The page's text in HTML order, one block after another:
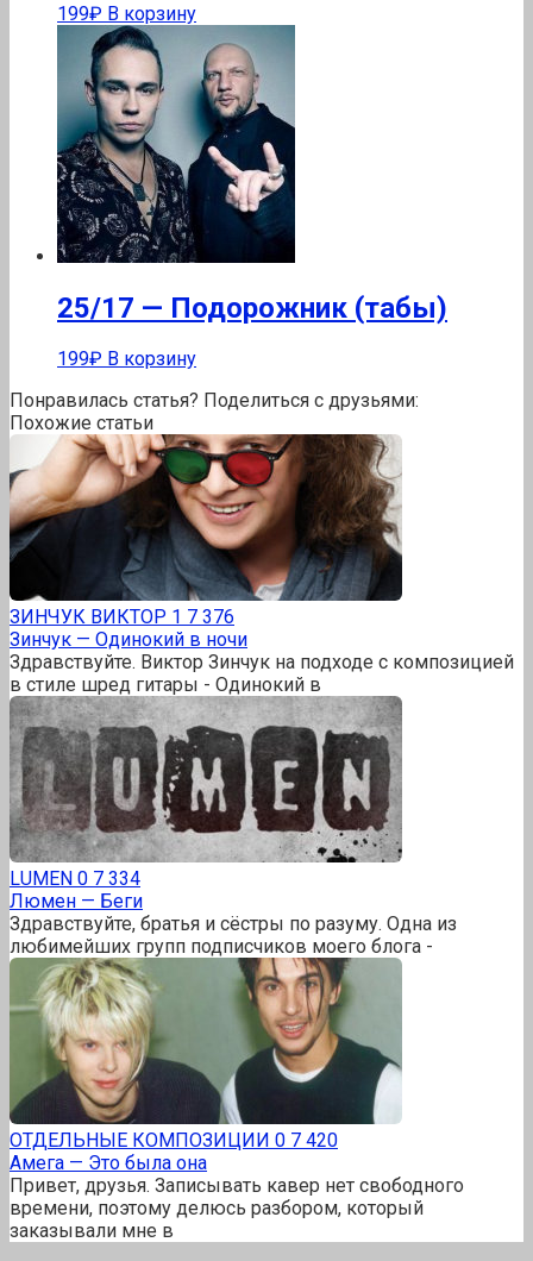
199₽ В корзину
25/17 — Подорожник (табы)
199₽ В корзину
Понравилась статья? Поделиться с друзьями:
Похожие статьи
ЗИНЧУК ВИКТОР 1 7 376
Зинчук — Одинокий в ночи
Здравствуйте. Виктор Зинчук на подходе с композицией
в стиле шред гитары - Одинокий в
LUMEN 0 7 334
Люмен — Беги
Здравствуйте, братья и сёстры по разуму. Одна из
любимейших групп подписчиков моего блога -
ОТДЕЛЬНЫЕ КОМПОЗИЦИИ 0 7 420
Амега — Это была она
Привет, друзья. Записывать кавер нет свободного
времени, поэтому делюсь разбором, который
заказывали мне в